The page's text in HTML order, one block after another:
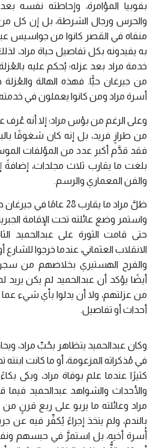
بفوبيا المؤامرة، وإحاطته نفسه
والحرس ورجال الشرطة، بل إن كل
منفاه في القصر كانوا من جواسيس
به يفيدونه بكل تفاصيل حياة مراد،
خدمة مراد بعد عزله؛ يُحكم عليه
من جيرغان حيًّا. فهذه الهالة
أسرة مراد ومن كانوا يعملون في
وعلى الرغم من بؤس مراد؛ إلا أنه عُرف
من طرازٍ فريد، بل إنه كان شغوفًا
فقد قدَّم أكبر عدد من المؤلفات
بلغت ما يقارب ثلاث مجلدات، إضافةً
والفن المعماري والرسم.
ظلَّ مراد ما يقارب 28
واستمر وضع عائلته تحت الإقامة
الانقلاب العثماني، عندما خرجوا للشارع
والفرح الهستيري بخلاصهم من
أيضًا يؤكد أن عبدالحميد لم يكن يريد
من عزلتهم، ولا أن يدلوا بأي شيء
أحداث أو تفاصيل.
وكان عبدالحميد يتظاهر بحُبِّ مراد،
في مُذكراته المزعومة، أو ما كانت ابنته
كثيرًا عندما علم بوفاة مراد، وبكى بكاءً
والأحداث والشواهد عبدالحميد فيما
مراد وعائلته ما يربو على ربع قرنٍ من
بالندم، ولم يتخذ إجراءً يُكفِّر فيه عن
أُسرة أخيه، بل استمرَّ في حبسهم